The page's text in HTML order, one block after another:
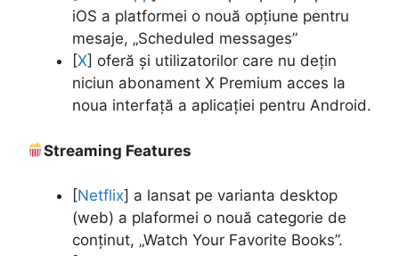
iOS a platformei o nouă opțiune pentru
mesaje, „Scheduled messages”
[X] oferă și utilizatorilor care nu dețin
niciun abonament X Premium acces la
noua interfață a aplicației pentru Android.
Streaming Features
[Netflix] a lansat pe varianta desktop
(web) a plaformei o nouă categorie de
conținut, „Watch Your Favorite Books”.